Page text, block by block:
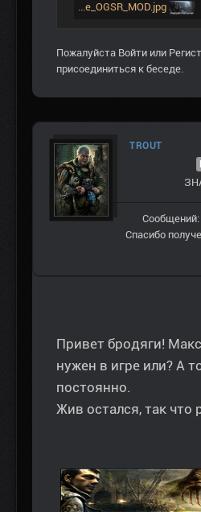
...e_OGSR_MOD.jpg
Пожалуйста Войти или
присоединиться к беседе.
TROUT
Сообщений:
Спасибо
Привет бродяги!
нужен в игре или? А
постоянно.
Жив остался, так что